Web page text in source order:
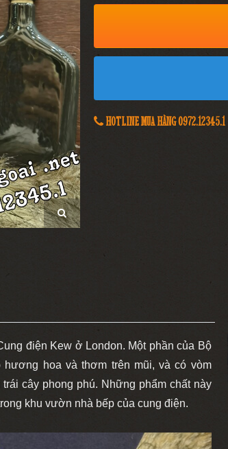
HOTLINE MUA HÀNG 0972.12345.1
điện Kew ở London. Một phần của Bộ
hoa và thơm trên mũi, và có vòm
cây phong phú. Những phẩm chất này
khu vườn nhà bếp của cung điện.